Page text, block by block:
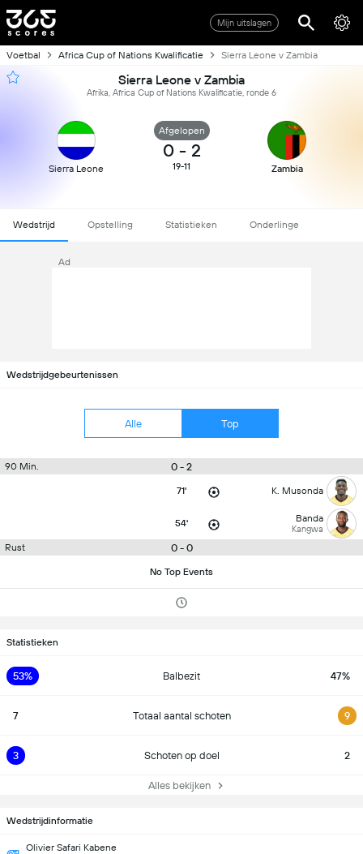
Mijn uitslagen
Voetbal Africa Cup of Nations Kwalificatie Sierra Leone v Zambia
Sierra Leone v Zambia
Afrika, Africa Cup of Nations Kwalificatie, ronde 6
Sierra Leone
Afgelopen
0 - 2
19-11 Zambia
Wedstrijd Opstelling Statistieken Onderlinge
Ad
Wedstrijdgebeurtenissen
Alle Top
90 Min. 0 - 2
71' K. Musonda
54' Banda
Kangwa
Rust 0 - 0
No Top Events
Statistieken
53% Balbezit 47%
7 Totaal aantal schoten 9
3 Schoten op doel 2
Alles bekijken
Wedstrijdinformatie
Olivier Safari Kabene